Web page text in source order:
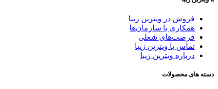
فروش در ویترین زیبا
همکاری با سازمان‌ها
فرصت‌های شغلی
تماس با ویترین زیبا
درباره ویترین زیبا
دسته های محصولات